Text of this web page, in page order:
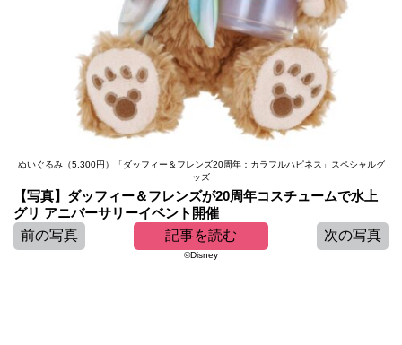
ぬいぐるみ（5,300円）「ダッフィー＆フレンズ20周年：カラフルハピネス」スペシャルグ
ッズ
【写真】ダッフィー＆フレンズが20周年コスチュームで水上
グリ アニバーサリーイベント開催
前の写真
記事を読む 次の写真
©Disney